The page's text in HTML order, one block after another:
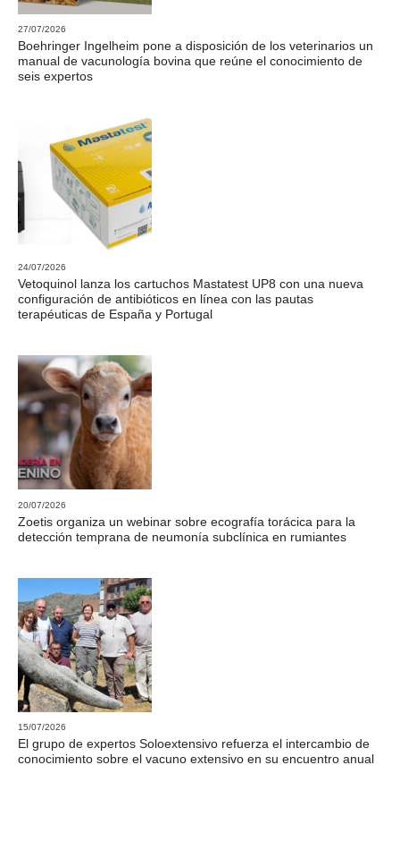
27/07/2026
Boehringer Ingelheim pone a disposición de los veterinarios un
manual de vacunología bovina que reúne el conocimiento de
seis expertos
24/07/2026
Vetoquinol lanza los cartuchos Mastatest UP8 con una nueva
configuración de antibióticos en línea con las pautas
terapéuticas de España y Portugal
20/07/2026
Zoetis organiza un webinar sobre ecografía torácica para la
detección temprana de neumonía subclínica en rumiantes
15/07/2026
El grupo de expertos Soloextensivo refuerza el intercambio de
conocimiento sobre el vacuno extensivo en su encuentro anual